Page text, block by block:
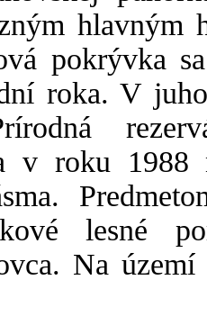
hlavným
pokrývka
roka. V
v roku
lesné
Na